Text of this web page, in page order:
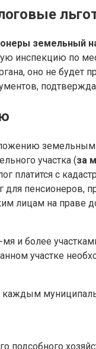
земельный
инспекцию по
оно не будет
участка (за
платится с
для пенсионеров,
лицам на праве
мя и более
участке
каждым
подсобного